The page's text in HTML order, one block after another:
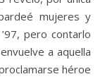
mujeres y
pero contarlo
a aquella
héroe